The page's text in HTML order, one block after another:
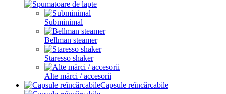
Subminimal
Bellman steamer
Staresso shaker
Alte mărci / accesorii
Capsule reîncărcabile